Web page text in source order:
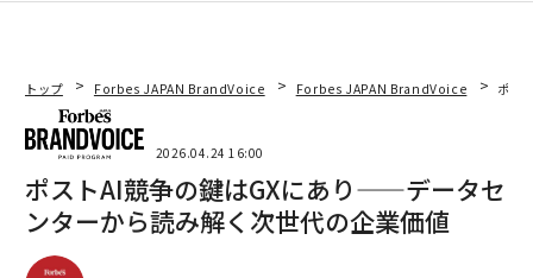
トップ Forbes JAPAN BrandVoice Forbes JAPAN BrandVoice ポス
2026.04.24 16:00
ポストAI競争の鍵はGXにあり——データセ
ンターから読み解く次世代の企業価値